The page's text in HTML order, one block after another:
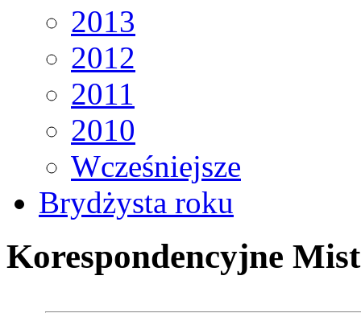
2013
2012
2011
2010
Wcześniejsze
Brydżysta roku
Korespondencyjne